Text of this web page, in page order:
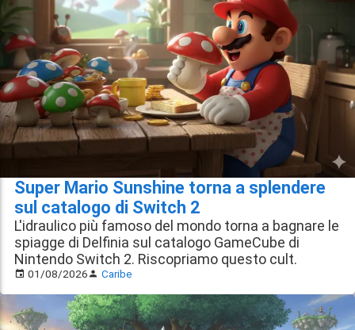
Super Mario Sunshine torna a splendere
sul catalogo di Switch 2
L'idraulico più famoso del mondo torna a bagnare le
spiagge di Delfinia sul catalogo GameCube di
Nintendo Switch 2. Riscopriamo questo cult.
01/08/2026 Caribe